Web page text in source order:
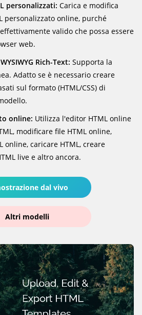
personalizzati: Carica e modifica
personalizzato online, purché
valido che possa essere
web.
Rich-Text: Supporta la
Adatto se è necessario creare
sul formato (HTML/CSS) di
online: Utilizza l'editor HTML online
modificare file HTML online,
online, caricare HTML, creare
live e altro ancora.
dal vivo
Altri modelli